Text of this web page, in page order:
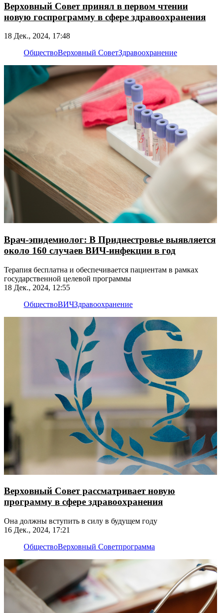
Верховный Совет принял в первом чтении
новую госпрограмму в сфере здравоохранения
18 Дек., 2024, 17:48
ОбществоВерховный СоветЗдравоохранение
Врач-эпидемиолог: В Приднестровье выявляется
около 160 случаев ВИЧ-инфекции в год
Терапия бесплатна и обеспечивается пациентам в рамках
государственной целевой программы
18 Дек., 2024, 12:55
ОбществоВИЧЗдравоохранение
Верховный Совет рассматривает новую
программу в сфере здравоохранения
Она должны вступить в силу в будущем году
16 Дек., 2024, 17:21
ОбществоВерховный Советпрограмма